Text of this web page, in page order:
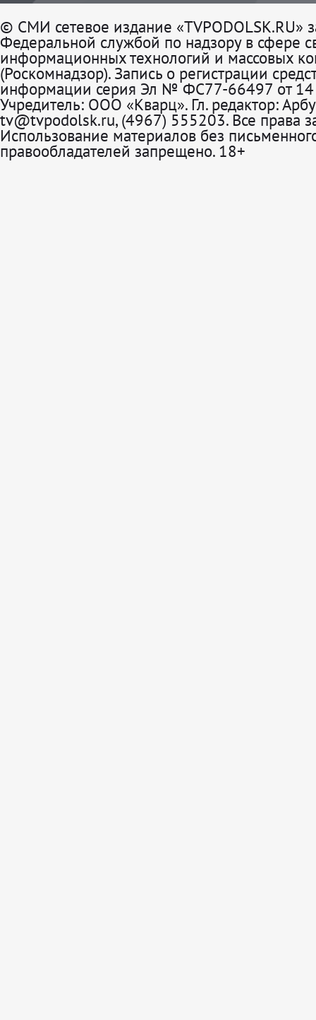
© СМИ сетевое издание «TVPODOLSK.RU»
Федеральной службой по надзору в сфере
информационных технологий и массовых
(Роскомнадзор). Запись о регистрации
информации серия Эл № ФС77-66497 от 14
Учредитель: ООО «Кварц». Гл. редактор:
tv@tvpodolsk.ru, (4967) 555203. Все права
Использование материалов без
правообладателей запрещено. 18+